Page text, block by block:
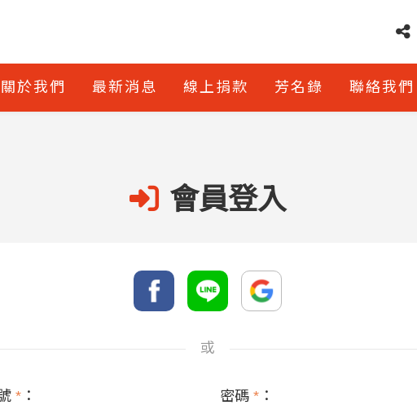
關於我們 最新消息 線上捐款 芳名錄 聯絡我們
會員登入
或
* ： 密碼 * ：